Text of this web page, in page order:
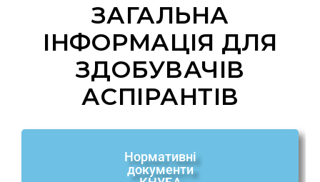
ЗАГАЛЬНА
ІНФОРМАЦІЯ ДЛЯ
ЗДОБУВАЧІВ
АСПІРАНТІВ
Нормативні
документи